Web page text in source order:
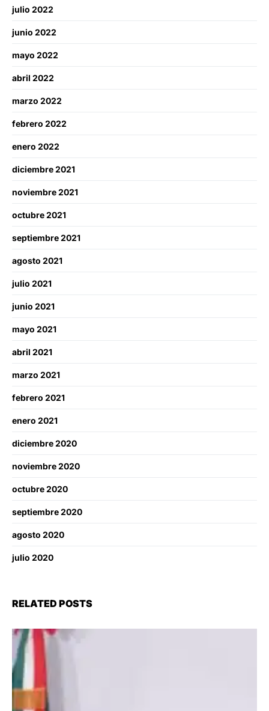
julio 2022
junio 2022
mayo 2022
abril 2022
marzo 2022
febrero 2022
enero 2022
diciembre 2021
noviembre 2021
octubre 2021
septiembre 2021
agosto 2021
julio 2021
junio 2021
mayo 2021
abril 2021
marzo 2021
febrero 2021
enero 2021
diciembre 2020
noviembre 2020
octubre 2020
septiembre 2020
agosto 2020
julio 2020
RELATED POSTS